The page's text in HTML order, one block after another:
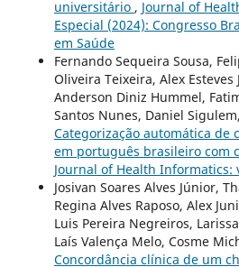
universitário , Journal of
Especial (2024): Congresso
em Saúde
Fernando Sequeira Sousa,
Oliveira Teixeira, Alex Esteves
Anderson Diniz Hummel,
Santos Nunes, Daniel
Categorização automática de
em português brasileiro com
Journal of Health Informatics:
Josivan Soares Alves Júnior,
Regina Alves Raposo, Alex
Luis Pereira Negreiros,
Laís Valença Melo, Cosme
Concordância clínica de um